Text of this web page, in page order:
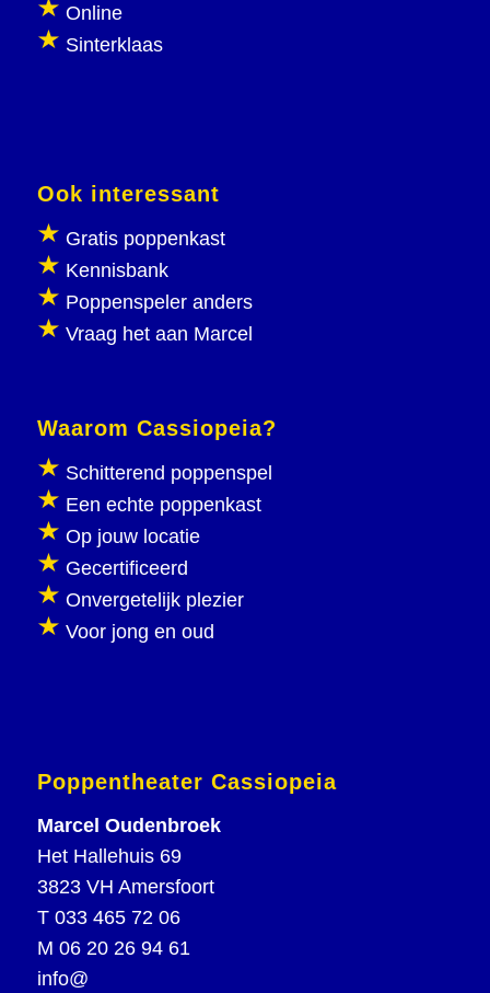
Online
Sinterklaas
Ook interessant
Gratis poppenkast
Kennisbank
Poppenspeler anders
Vraag het aan Marcel
Waarom Cassiopeia?
Schitterend poppenspel
Een echte poppenkast
Op jouw locatie
Gecertificeerd
Onvergetelijk plezier
Voor jong en oud
Poppentheater Cassiopeia
Marcel Oudenbroek
Het Hallehuis 69
3823 VH Amersfoort
T 033 465 72 06
M 06 20 26 94 61
info@